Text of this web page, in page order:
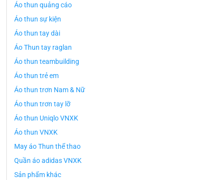
Áo thun quảng cáo
Áo thun sự kiện
Áo thun tay dài
Áo Thun tay raglan
Áo thun teambuilding
Áo thun trẻ em
Áo thun trơn Nam & Nữ
Áo thun trơn tay lỡ
Áo thun Uniqlo VNXK
Áo thun VNXK
May áo Thun thể thao
Quần áo adidas VNXK
Sản phẩm khác